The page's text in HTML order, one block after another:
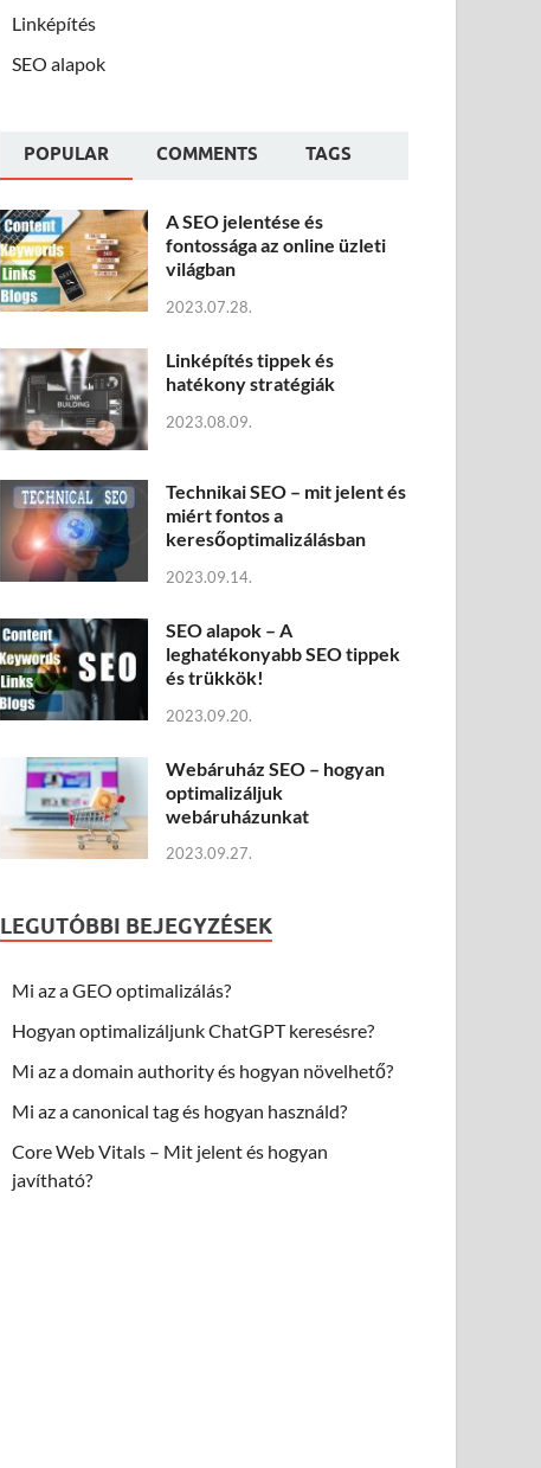
Linképítés
SEO alapok
POPULAR COMMENTS TAGS
A SEO jelentése és
fontossága az online üzleti
világban
2023.07.28.
Linképítés tippek és
hatékony stratégiák
2023.08.09.
Technikai SEO – mit jelent és
miért fontos a
keresőoptimalizálásban
2023.09.14.
SEO alapok – A
leghatékonyabb SEO tippek
és trükkök!
2023.09.20.
Webáruház SEO – hogyan
optimalizáljuk
webáruházunkat
2023.09.27.
LEGUTÓBBI BEJEGYZÉSEK
Mi az a GEO optimalizálás?
Hogyan optimalizáljunk ChatGPT keresésre?
Mi az a domain authority és hogyan növelhető?
Mi az a canonical tag és hogyan használd?
Core Web Vitals – Mit jelent és hogyan
javítható?